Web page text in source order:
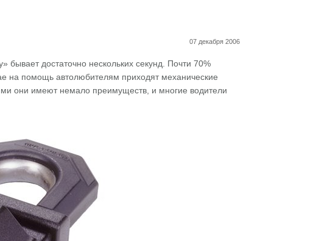
07 декабря 2006
достаточно нескольких секунд. Почти 70%
на помощь автолюбителям приходят механические
они имеют немало преимуществ, и многие водители